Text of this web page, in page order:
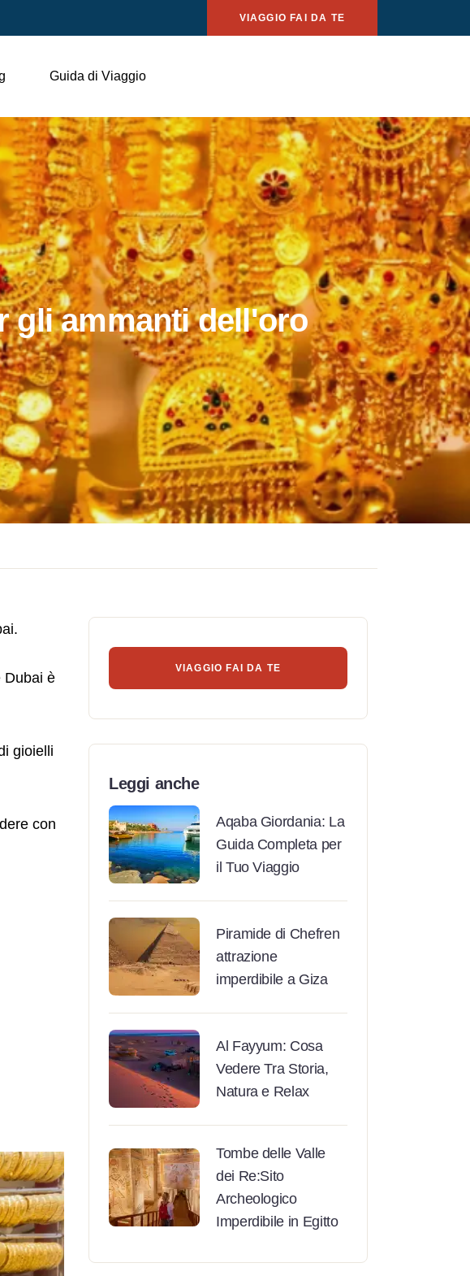
VIAGGIO FAI DA TE
Guida di Viaggio
gli ammanti dell'oro
Dubai è
gioielli
con
VIAGGIO FAI DA TE
Leggi anche
Aqaba Giordania: La
Guida Completa per
il Tuo Viaggio
Piramide di Chefren
attrazione
imperdibile a Giza
Al Fayyum: Cosa
Vedere Tra Storia,
Natura e Relax
Tombe delle Valle
dei Re:Sito
Archeologico
Imperdibile in Egitto